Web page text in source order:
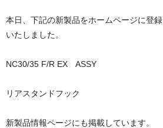
本日、下記の新製品をホームページに登録
いたしました。
NC30/35 F/R EX ASSY
リアスタンドフック
新製品情報ページにも掲載しています。